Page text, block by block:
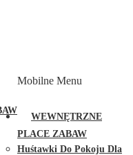
Mobilne Menu
WEWNĘTRZNE
PLACE ZABAW
Huśtawki Do Pokoju Dla